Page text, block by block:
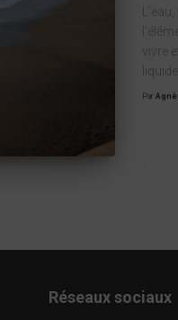
vivre
Par
Réseaux sociaux